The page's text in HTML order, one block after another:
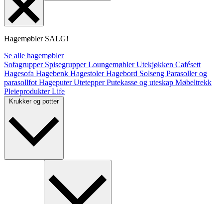
Hagemøbler SALG!
Se alle hagemøbler
Sofagrupper SpisegrupperLoungemøblerUtekjøkken Cafésett
Hagesofa Hagebenk HagestolerHagebord Solseng Parasoller og
parasollfot HageputerUtetepperPutekasse og uteskap Møbeltrekk
PleieprodukterLife
Krukker og potter